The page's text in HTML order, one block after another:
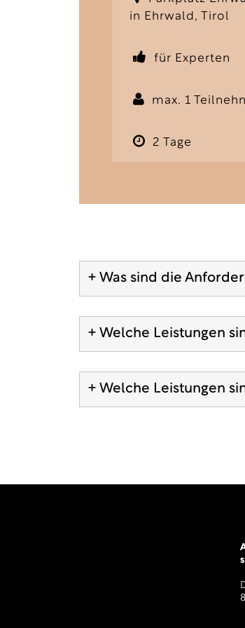
in Ehrwald, Tirol
für Experten
max. 1
2 Tage
+ Was sind die
+ Welche Leistungen
+ Welche Leistungen